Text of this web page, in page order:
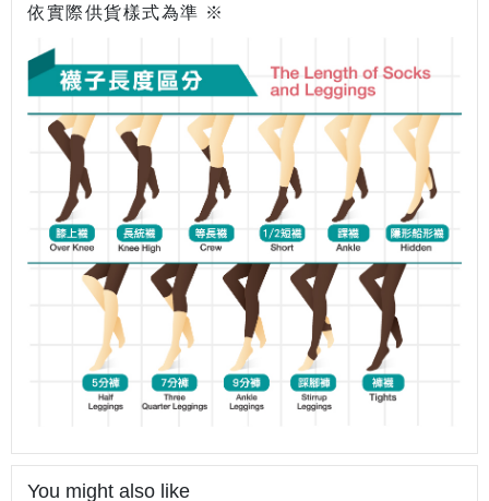
依實際供貨樣式為準 ※
You might also like